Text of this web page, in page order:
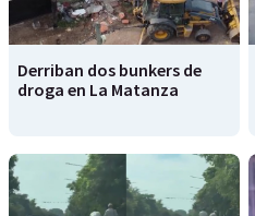
Derriban dos bunkers de
droga en La Matanza